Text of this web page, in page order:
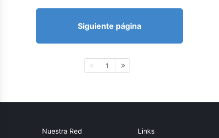
Siguiente página
1
Nuestra Red Links